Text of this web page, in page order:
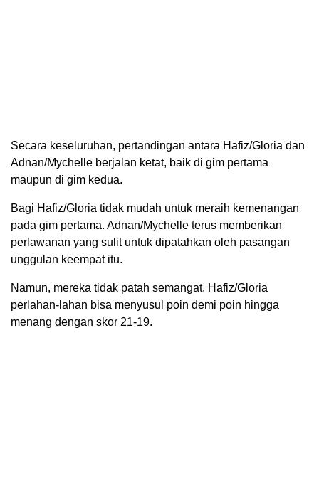
Secara keseluruhan, pertandingan antara Hafiz/Gloria dan
Adnan/Mychelle berjalan ketat, baik di gim pertama
maupun di gim kedua.
Bagi Hafiz/Gloria tidak mudah untuk meraih kemenangan
pada gim pertama. Adnan/Mychelle terus memberikan
perlawanan yang sulit untuk dipatahkan oleh pasangan
unggulan keempat itu.
Namun, mereka tidak patah semangat. Hafiz/Gloria
perlahan-lahan bisa menyusul poin demi poin hingga
menang dengan skor 21-19.